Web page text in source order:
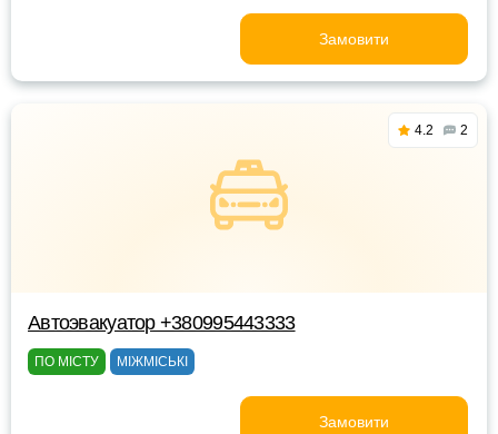
Замовити
4.2 2
Автоэвакуатор +380995443333
ПО МІСТУ МІЖМІСЬКІ
Замовити